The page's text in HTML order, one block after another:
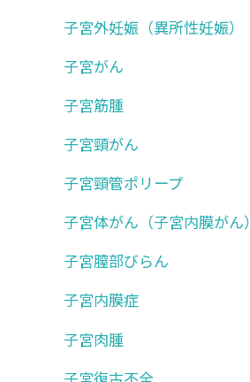
子宮外妊娠（異所性妊娠）
子宮がん
子宮筋腫
子宮頸がん
子宮頸管ポリープ
子宮体がん（子宮内膜がん）
子宮膣部びらん
子宮内膜症
子宮肉腫